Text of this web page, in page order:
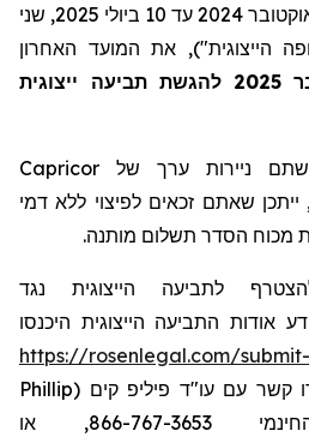
) בין התאריכים 9 באוקטובר 2024 עד 10 ביולי 2025, שני
הייצוגית"), את המועד האחרון
2025 להגשת תביעה ייצוגית
ניירות ערך של Capricor
שאתם זכאים לפיצוי ללא דמי
מכוח הסדר תשלום מותנה.
לתביעה הייצוגית נגד
אודות התביעה הייצוגית היכנסו
https://rosenlegal.com/
קשר עם עו"ד פיליפ קים (Phillip
), במספר החינמי 866-767-3653, או